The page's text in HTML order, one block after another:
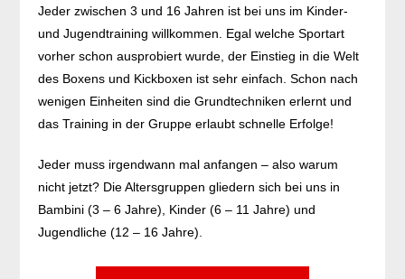
Jeder zwischen 3 und 16 Jahren ist bei uns im Kinder-
und Jugendtraining willkommen. Egal welche Sportart
vorher schon ausprobiert wurde, der Einstieg in die Welt
des Boxens und Kickboxen ist sehr einfach. Schon nach
wenigen Einheiten sind die Grundtechniken erlernt und
das Training in der Gruppe erlaubt schnelle Erfolge!
Jeder muss irgendwann mal anfangen – also warum
nicht jetzt? Die Altersgruppen gliedern sich bei uns in
Bambini (3 – 6 Jahre), Kinder (6 – 11 Jahre) und
Jugendliche (12 – 16 Jahre).